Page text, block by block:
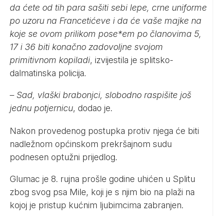
da ćete od tih para sašiti sebi lepe, crne uniforme
po uzoru na Francetićeve i da će vaše majke na
koje se ovom prilikom pose*em po članovima 5,
17 i 36 biti konačno zadovoljne svojom
primitivnom kopiladi, izvijestila je splitsko-
dalmatinska policija.
– Sad, vlaški brabonjci, slobodno raspišite još
jednu potjernicu, dodao je.
Nakon provedenog postupka protiv njega će biti
nadležnom općinskom prekršajnom sudu
podnesen optužni prijedlog.
Glumac je 8. rujna prošle godine uhićen u Splitu
zbog svog psa Mile, koji je s njim bio na plaži na
kojoj je pristup kućnim ljubimcima zabranjen.